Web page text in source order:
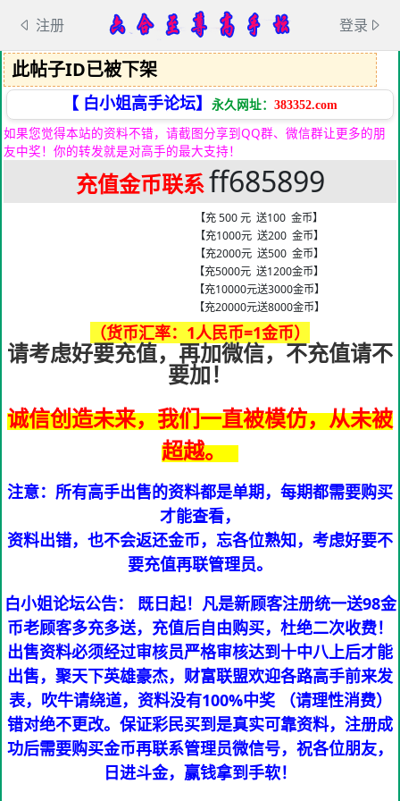
注册 登录
此帖子ID已被下架
【 白小姐高手论坛】 永久网址： 383352.com
如果您觉得本站的资料不错，请截图分享到QQ群、微信群让更多的朋
友中奖！你的转发就是对高手的最大支持！
充值金币联系ff685899
【充 500 元 送100 金币】
【充1000元 送200 金币】
【充2000元 送500 金币】
【充5000元 送1200金币】
【充10000元送3000金币】
【充20000元送8000金币】
（货币汇率：1人民币=1金币）
请考虑好要充值，再加微信，不充值请不
要加！
诚信创造未来，我们一直被模仿，从未被
超越。
注意：所有高手出售的资料都是单期，每期都需要购买
才能查看，
资料出错，也不会返还金币，忘各位熟知，考虑好要不
要充值再联管理员。
白小姐论坛公告： 既日起！凡是新顾客注册统一送98金
币老顾客多充多送，充值后自由购买，杜绝二次收费！
出售资料必须经过审核员严格审核达到十中八上后才能
出售，聚天下英雄豪杰，财富联盟欢迎各路高手前来发
表，吹牛请绕道，资料没有100%中奖 （请理性消费）
错对绝不更改。保证彩民买到是真实可靠资料，注册成
功后需要购买金币再联系管理员微信号，祝各位朋友，
日进斗金，赢钱拿到手软！